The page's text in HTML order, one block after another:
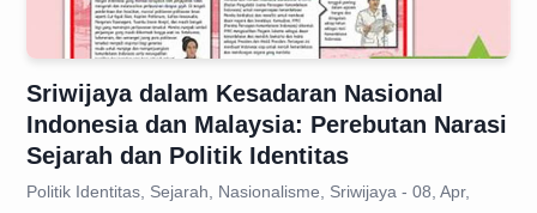
Sriwijaya dalam Kesadaran Nasional
Indonesia dan Malaysia: Perebutan Narasi
Sejarah dan Politik Identitas
Politik Identitas, Sejarah, Nasionalisme, Sriwijaya - 08, Apr,